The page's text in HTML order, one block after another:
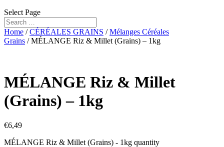
Select Page
Home /CÉRÉALES GRAINS /Mélanges Céréales
Grains / MÉLANGE Riz & Millet (Grains) – 1kg
MÉLANGE Riz & Millet
(Grains) – 1kg
€6,49
MÉLANGE Riz & Millet (Grains) - 1kg quantity